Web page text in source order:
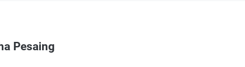
Pesaing